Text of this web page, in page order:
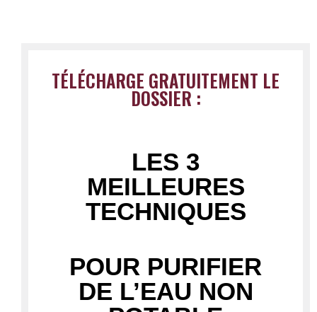
TÉLÉCHARGE GRATUITEMENT LE
DOSSIER :
LES 3
MEILLEURES
TECHNIQUES
POUR PURIFIER
DE L’EAU NON